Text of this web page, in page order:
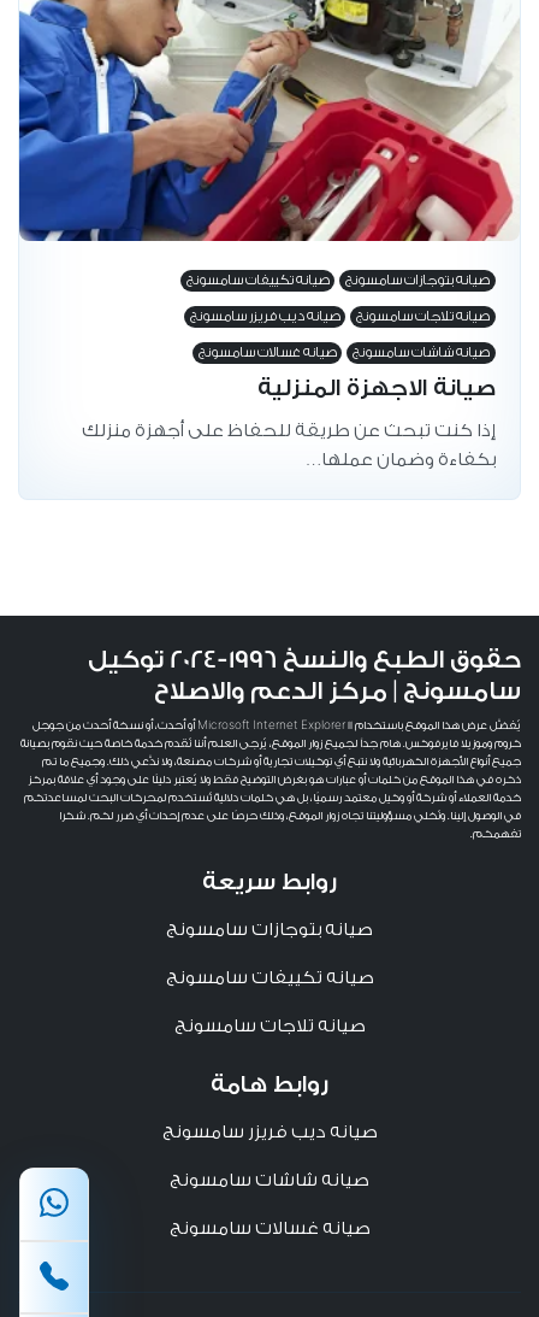
صيانه بتوجازات سامسونج صيانه تكييفات سامسونج
صيانه تلاجات سامسونج صيانه ديب فريزر سامسونج
صيانه شاشات سامسونج صيانه غسالات سامسونج
صيانة الاجهزة المنزلية
إذا كنت تبحث عن طريقة للحفاظ على أجهزة منزلك
بكفاءة وضمان عملها…
روابط سريعة
صيانه بتوجازات سامسونج
صيانه تكييفات سامسونج
صيانه تلاجات سامسونج
روابط هامة
صيانه ديب فريزر سامسونج
صيانه شاشات سامسونج
صيانه غسالات سامسونج
حقوق الطبع والنسخ 1996-2024 توكيل
سامسونج | مركز الدعم والاصلاح
يُفضَّل عرض هذا الموقع باستخدام Microsoft Internet Explorer 11 أو أحدث، أو نسخة أحدث من جوجل
كروم وموزيلا فايرفوكس. هام جداً لجميع زوار الموقع، يُرجى العلم أننا نُقدم خدمة خاصة حيث نقوم بصيانة
جميع أنواع الأجهزة الكهربائية ولا نتبع أي توكيلات تجارية أو شركات مصنعة، ولا ندَّعي ذلك. وجميع ما تم
ذكره في هذا الموقع من كلمات أو عبارات هو بغرض التوضيح فقط ولا يُعتبر دليلًا على وجود أي علاقة بمركز
خدمة العملاء أو شركة أو وكيل معتمد رسميًا، بل هي كلمات دلالية تُستخدم لمحركات البحث لمساعدتكم
في الوصول إلينا. ونُخلي مسؤوليتنا تجاه زوار الموقع، وذلك حرصًا على عدم إحداث أي ضرر لكم. شكرا
تفهمكم.